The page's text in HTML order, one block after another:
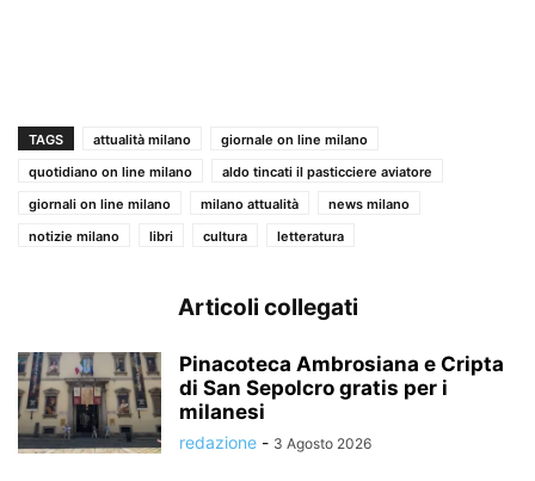
TAGS attualità milano
giornale on line milano
quotidiano on line milano
aldo tincati il pasticciere aviatore
giornali on line milano
milano attualità
news milano
notizie milano
libri cultura letteratura
Articoli collegati
Pinacoteca Ambrosiana e Cripta
di San Sepolcro gratis per i
milanesi
redazione - 3 Agosto 2026